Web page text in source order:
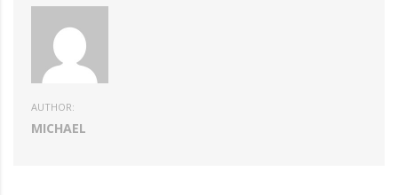
AUTHOR:
MICHAEL